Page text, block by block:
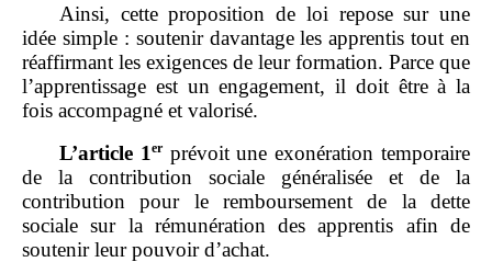
Ainsi, cette proposition de loi repose sur une
idée simple : soutenir davantage les apprentis tout en
réaffirmant les exigences de leur formation. Parce que
l’apprentissage est un engagement, il doit être à la
fois accompagné et valorisé.
L’article 1 erprévoit une exonération temporaire
de la contribution sociale généralisée et de la
contribution pour le remboursement de la dette
sociale sur la rémunération des apprentis afin de
soutenir leur pouvoir d’achat.